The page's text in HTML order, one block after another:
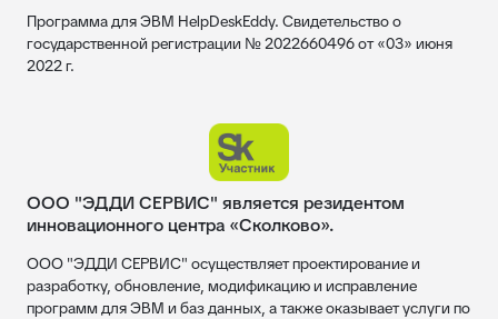
Программа для ЭВМ HelpDeskEddy. Свидетельство о
государственной регистрации № 2022660496 от «03» июня
2022 г.
ООО "ЭДДИ СЕРВИС" является резидентом
инновационного центра «Сколково».
ООО "ЭДДИ СЕРВИС" осуществляет проектирование и
разработку, обновление, модификацию и исправление
программ для ЭВМ и баз данных, а также оказывает услуги по